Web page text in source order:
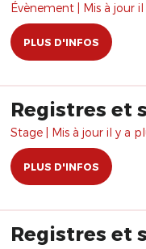
Évènement | Mis à jour il
PLUS D'INFOS
Registres et
Stage | Mis à jour il y a
PLUS D'INFOS
Registres et